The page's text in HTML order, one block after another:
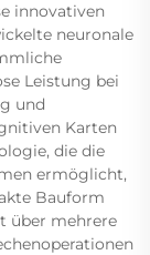
innovativen
neuronale
Leistung bei
und
Karten
die die
ermöglicht,
Bauform
über mehrere